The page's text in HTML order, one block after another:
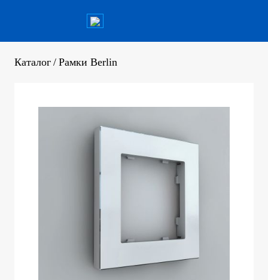
Каталог / Рамки Berlin